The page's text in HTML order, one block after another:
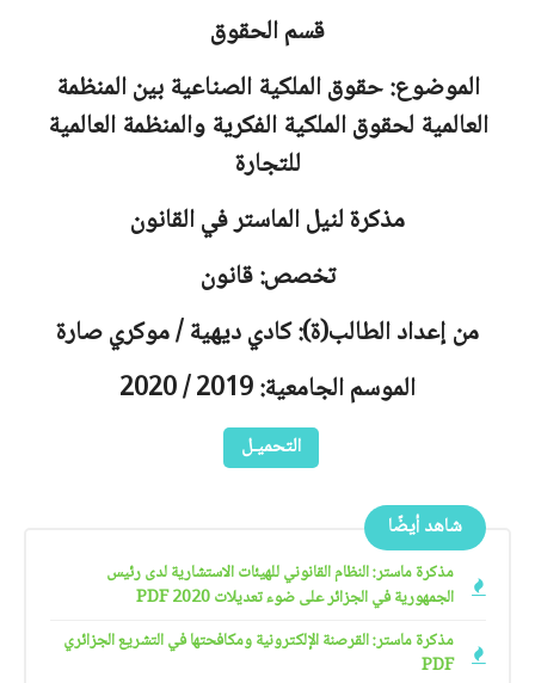
قسم الحقوق
الموضوع: حقوق الملكية الصناعية بين المنظمة
العالمية لحقوق الملكية الفكرية والمنظمة العالمية
للتجارة
مذكرة لنيل الماستر في القانون
تخصص: قانون
من إعداد الطالب(ة): كادي ديهية / موكري صارة
الموسم الجامعية: 2019 / 2020
التحميـل
شاهد أيضًا
مذكرة ماستر: النظام القانوني للهيئات الاستشارية لدى رئيس
الجمهورية في الجزائر على ضوء تعديلات 2020 PDF
مذكرة ماستر: القرصنة الإلكترونية ومكافحتها في التشريع الجزائري
PDF